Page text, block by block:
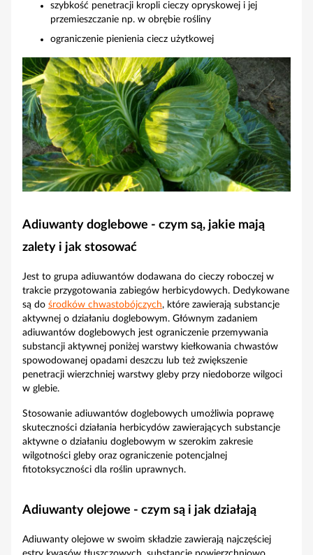
szybkość penetracji kropli cieczy opryskowej i jej
przemieszczanie np. w obrębie rośliny
ograniczenie pienienia ciecz użytkowej
Adiuwanty doglebowe - czym są, jakie mają
zalety i jak stosować
Jest to grupa adiuwantów dodawana do cieczy roboczej w
trakcie przygotowania zabiegów herbicydowych. Dedykowane
są do środków chwastobójczych, które zawierają substancje
aktywnej o działaniu doglebowym. Głównym zadaniem
adiuwantów doglebowych jest ograniczenie przemywania
substancji aktywnej poniżej warstwy kiełkowania chwastów
spowodowanej opadami deszczu lub też zwiększenie
penetracji wierzchniej warstwy gleby przy niedoborze wilgoci
w glebie.
Stosowanie adiuwantów doglebowych umożliwia poprawę
skuteczności działania herbicydów zawierających substancje
aktywne o działaniu doglebowym w szerokim zakresie
wilgotności gleby oraz ograniczenie potencjalnej
fitotoksyczności dla roślin uprawnych.
Adiuwanty olejowe - czym są i jak działają
Adiuwanty olejowe w swoim składzie zawierają najczęściej